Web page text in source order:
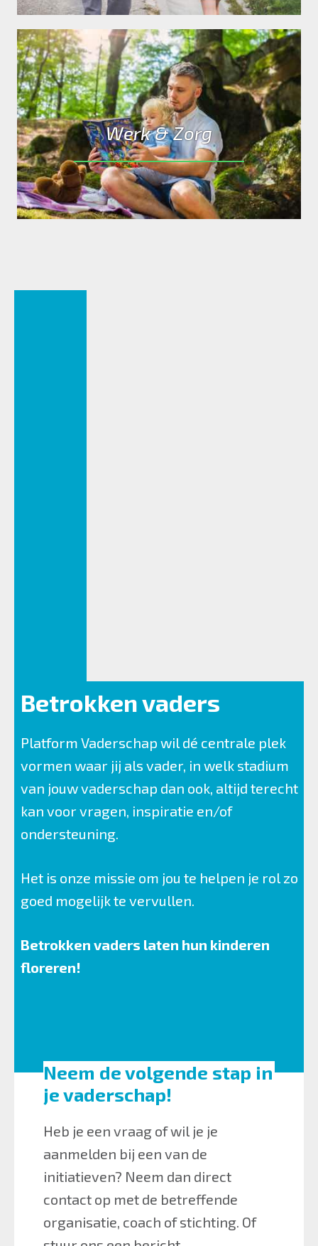
Werk & Zorg
Betrokken vaders
Platform Vaderschap wil dé centrale plek
vormen waar jij als vader, in welk stadium
van jouw vaderschap dan ook, altijd terecht
kan voor vragen, inspiratie en/of
ondersteuning.
Het is onze missie om jou te helpen je rol zo
goed mogelijk te vervullen.
Betrokken vaders laten hun kinderen
floreren!
Neem de volgende stap in
je vaderschap!
Heb je een vraag of wil je je
aanmelden bij een van de
initiatieven? Neem dan direct
contact op met de betreffende
organisatie, coach of stichting. Of